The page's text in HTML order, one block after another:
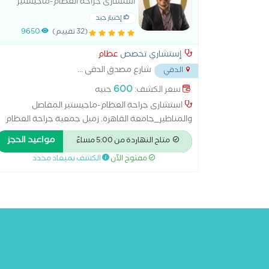
المفاصل والمناظير_جامعة القاهرة.
زميل جمعية جراحة العظام السويسرية
AO.
إختيار جيد
(32 تقييم) 9650
إستشاري تخصص عظام
الدقي شارع مصدق الدقى...
سعر الكشف:600 جنيه
استشارى جراحة العظام-ماجيستير المفاصل
والمناظير_جامعة القاهرة. زميل جمعية جراحة العظام
السويسرية AO. و استشاري تثبيت الفقرات و الكسور
لمتعدده و الانزلاق الغضروفي
متاح النهاردة من 5:00 مساءً مواعيد الحجز
مفتوح الآن الكشف بميعاد محدد